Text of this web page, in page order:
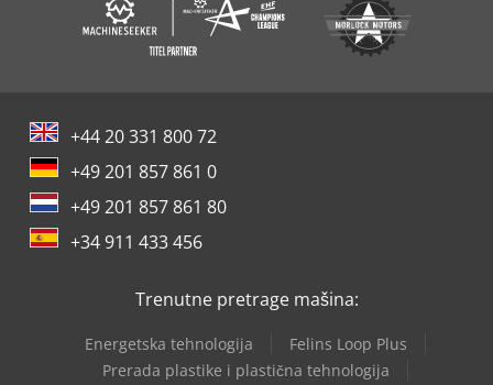
+44 20 331 800 72
+49 201 857 861 0
+49 201 857 861 80
+34 911 433 456
Trenutne pretrage mašina:
Energetska tehnologija
Felins Loop Plus
Prerada plastike i plastična tehnologija